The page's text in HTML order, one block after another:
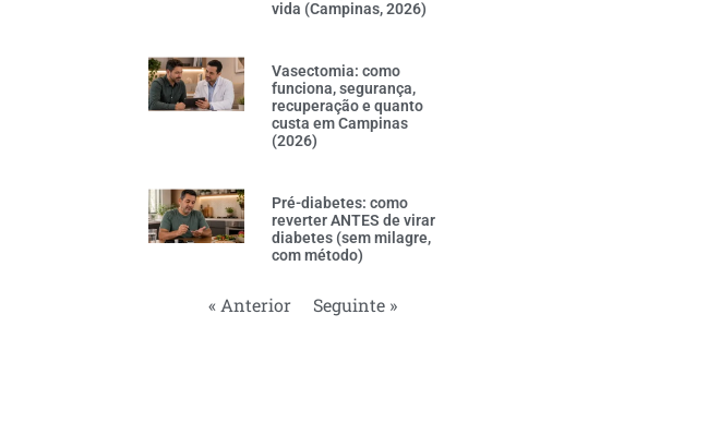
vida (Campinas, 2026)
Vasectomia: como
funciona, segurança,
recuperação e quanto
custa em Campinas
(2026)
Pré-diabetes: como
reverter ANTES de virar
diabetes (sem milagre,
com método)
« Anterior Seguinte »